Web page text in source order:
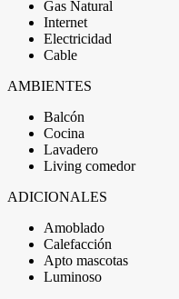
Gas Natural
Internet
Electricidad
Cable
AMBIENTES
Balcón
Cocina
Lavadero
Living comedor
ADICIONALES
Amoblado
Calefacción
Apto mascotas
Luminoso